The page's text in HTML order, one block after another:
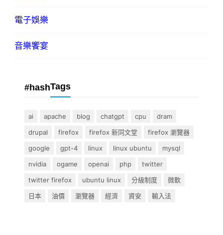
電子娛樂
音樂饗宴
#hashTags
ai apache blog chatgpt cpu
dram
drupal
firefox firefox 新同文堂
firefox 瀏覽器
google
gpt-4 linux linux ubuntu
mysql
nvidia
ogame openai php
twitter
twitter firefox
ubuntu linux 分級制度
微軟
日本
油價 瀏覽器 經濟 資安 輸入法